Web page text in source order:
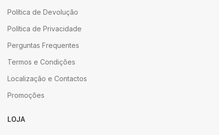
Política de Devolução
Política de Privacidade
Perguntas Frequentes
Termos e Condições
Localização e Contactos
Promoções
LOJA